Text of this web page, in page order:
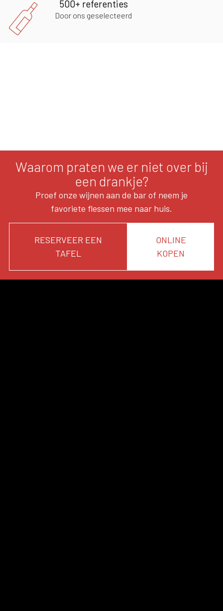
500+ referenties
Door ons geselecteerd
Waarom praten we er niet over bij
een drankje?
Proef onze wijnen aan de bar of neem je
favoriete flessen mee naar huis.
RESERVEER EEN
TAFEL
ONLINE
KOPEN